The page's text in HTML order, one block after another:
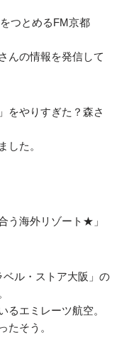
つとめるFM京都
んの情報を発信して
をやりすぎた？森さ
した。
う海外リゾート★」
ル・ストア大阪」の
るエミレーツ航空。
たそう。